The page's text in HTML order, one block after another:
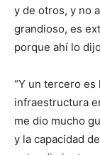
y de otros, y no
grandioso, es
porque ahí lo
“Y un tercero es
infraestructura
me dio mucho
y la capacidad